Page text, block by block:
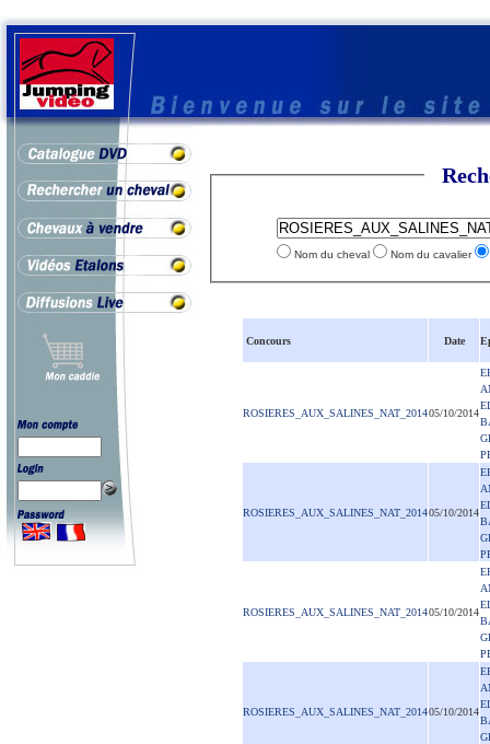
Nom du cheval Nom du cavalier
Concours Date
ROSIERES_AUX_SALINES_NAT_201405/10/2014
ROSIERES_AUX_SALINES_NAT_201405/10/2014
ROSIERES_AUX_SALINES_NAT_201405/10/2014
ROSIERES_AUX_SALINES_NAT_201405/10/2014